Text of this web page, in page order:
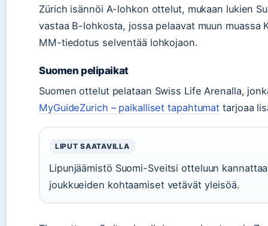
Zürich isännöi A-lohkon ottelut, mukaan lukien
vastaa B-lohkosta, jossa pelaavat muun muassa
MM-tiedotus selventää lohkojaon.
Suomen pelipaikat
Suomen ottelut pelataan Swiss Life Arenalla,
MyGuideZurich – paikalliset tapahtumat tarjoaa
LIPUT SAATAVILLA
Lipunjäämistö Suomi-Sveitsi otteluun
joukkueiden kohtaamiset vetävät yleisöä.